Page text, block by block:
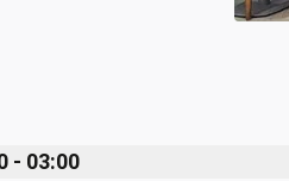
- 03:00